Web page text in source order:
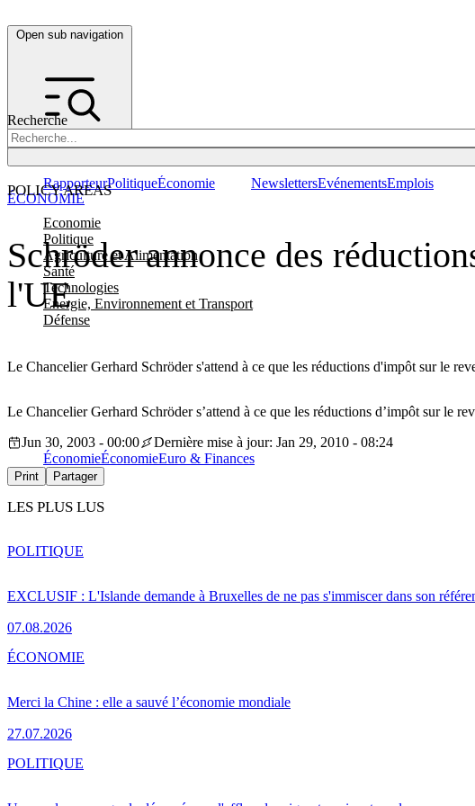
Open sub navigation
Recherche
POLICY AREAS
Economie
Politique
Agriculture et Alimentation
Santé
Technologies
Energie, Environnement et Transport
Défense
RapporteurPolitiqueÉconomie NewslettersEvénementsEmplois
Schröder annonce des
l'UE
Le Chancelier Gerhard Schröder s'attend à ce que les réductions d'impôt sur le
ÉCONOMIE
Le Chancelier Gerhard Schröder s’attend à ce que les réductions d’impôt sur le
Jun 30, 2003 - 00:00
Dernière mise à jour: Jan 29, 2010 - 08:24
ÉconomieÉconomieEuro & Finances
Print Partager
LES PLUS LUS
EXCLUSIF : L'Islande demande à Bruxelles de ne pas s'immiscer dans son
07.08.2026
POLITIQUE
Merci la Chine : elle a sauvé l’économie mondiale
27.07.2026
ÉCONOMIE
POLITIQUE